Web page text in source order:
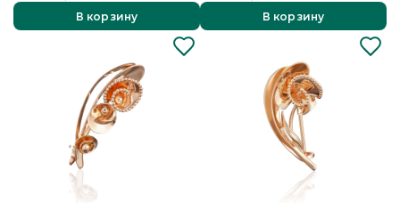
В корзину
В корзину